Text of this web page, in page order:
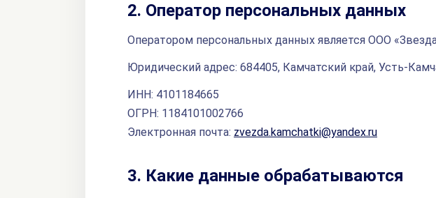
2. Оператор персональных данных
Оператором персональных данных является ООО
Юридический адрес: 684405, Камчатский край, Усть-
ИНН: 4101184665
ОГРН: 1184101002766
Электронная почта: zvezda.kamchatki@yandex.ru
3. Какие данные обрабатываются